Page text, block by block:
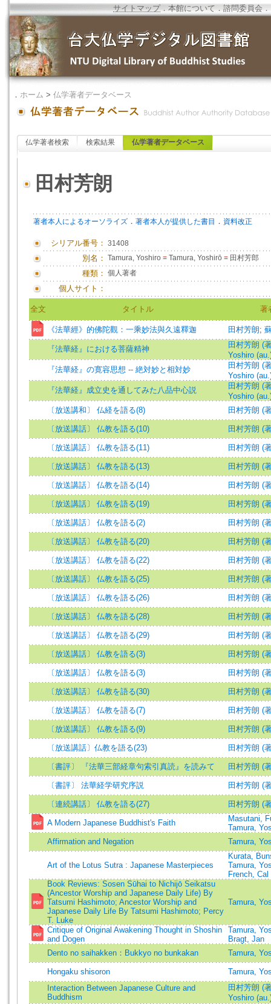
サイトマップ．本館について ．諮問委員会 ．
． ホーム > 仏学著者データベース
仏学著者検索 検索結果 仏学著者データベース
田村芳朗
著者本人によるオーソライズ ． 著者本人が提供した書目 ． 資料改正
シリアル番号： 31408
別名： Tamura, Yoshiro = Tamura, Yoshirō = 田村芳郎
種類： 個人著者
個人サイト：
全文 タイトル 著
《法華經》的佛陀觀：一乘妙法與久遠釋迦 田村芳朗;
『法華経』における菩薩精神
田村芳朗 (
Yoshiro
『法華経』の寛容思想 -- 絶対妙と相対妙
田村芳朗 (
Yoshiro
『法華経』成立史を通してみた八品中心説
田村芳朗 (
Yoshiro
〔放送講和〕 仏経を語る(8)
田村芳朗 (
〔放送講話〕 仏教を語る(10) 田村芳朗 (
〔放送講話〕 仏教を語る(11) 田村芳朗 (
〔放送講話〕 仏教を語る(13) 田村芳朗 (
〔放送講話〕 仏教を語る(14) 田村芳朗 (
〔放送講話〕 仏教を語る(19) 田村芳朗 (
〔放送講話〕 仏教を語る(2) 田村芳朗 (
〔放送講話〕 仏教を語る(20) 田村芳朗 (
〔放送講話〕 仏教を語る(22) 田村芳朗 (
〔放送講話〕 仏教を語る(25) 田村芳朗 (
〔放送講話〕 仏教を語る(26) 田村芳朗 (
〔放送講話〕 仏教を語る(28) 田村芳朗 (
〔放送講話〕 仏教を語る(29) 田村芳朗 (
〔放送講話〕 仏教を語る(3) 田村芳朗 (
〔放送講話〕 仏教を語る(3) 田村芳朗 (
〔放送講話〕 仏教を語る(30) 田村芳朗 (
〔放送講話〕 仏教を語る(7) 田村芳朗 (
〔放送講話〕 仏教を語る(9) 田村芳朗 (
〔放送講話〕仏教を語る(23) 田村芳朗 (
〔書評〕 『法華三部経章句索引真読』を読みて 田村芳朗 (
〔書評〕 法華経学研究序説 田村芳朗 (
〔連続講話〕 仏教を語る(27) 田村芳朗 (
A Modern Japanese Buddhist's Faith
Masutani,
Tamura,
Affirmation and Negation
Tamura,
Art of the Lotus Sutra : Japanese Masterpieces
Kurata,
Tamura,
French, Cal
Book Reviews: Sosen Sūhai to Nichijō Seikatsu
(Ancestor Worship and Japanese Daily Life) By
Tatsumi Hashimoto; Ancestor Worship and
Japanese Daily Life By Tatsumi Hashimoto; Percy
T. Luke
Tamura,
Critique of Original Awakening Thought in Shoshin
and Dogen
Tamura,
Bragt, Jan
Dento no saihakken：Bukkyo no bunkakan
Tamura,
Hongaku shisoron
Tamura,
Interaction Between Japanese Culture and
Buddhism
田村芳朗 (
Yoshiro